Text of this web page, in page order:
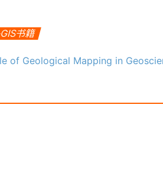
书籍
NATO Advanced Research Workshop on Innovative Applications of GIS in Geological Cartography